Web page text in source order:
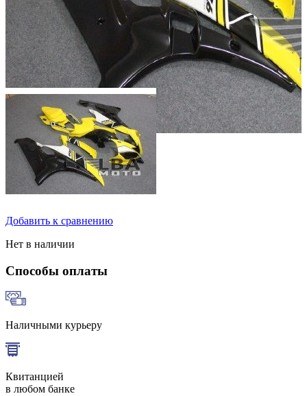
Добавить к сравнению
Нет в наличии
Способы оплаты
Наличными курьеру
Квитанцией
в любом банке